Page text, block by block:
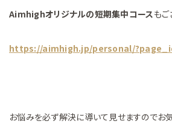
Aimhighオリジナルの短期集中コースもご
https://aimhigh.jp/personal/
お悩みを必ず解決に導いて見せますのでお